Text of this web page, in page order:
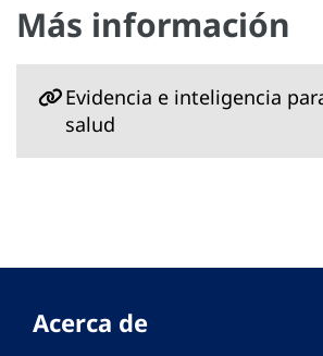
Más información
Evidencia e inteligencia
salud
Acerca de